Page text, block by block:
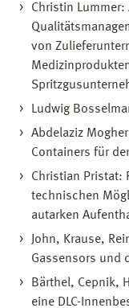
Christin
von
Ludwig
Abdelaziz
Containers für
Christian Pristat:
technischen
autarken
John, Krause,
Gassensors und
Bärthel, Cepnik,
eine DLC-